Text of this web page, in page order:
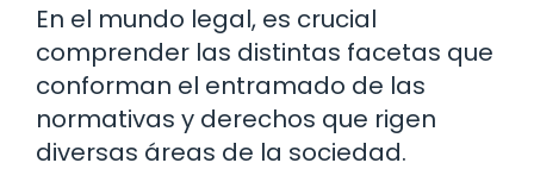
En el mundo legal, es crucial
comprender las distintas facetas que
conforman el entramado de las
normativas y derechos que rigen
diversas áreas de la sociedad.